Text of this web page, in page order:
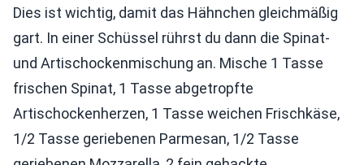
Dies ist wichtig, damit das Hähnchen gleichmäßig
gart. In einer Schüssel rührst du dann die Spinat-
und Artischockenmischung an. Mische 1 Tasse
frischen Spinat, 1 Tasse abgetropfte
Artischockenherzen, 1 Tasse weichen Frischkäse,
1/2 Tasse geriebenen Parmesan, 1/2 Tasse